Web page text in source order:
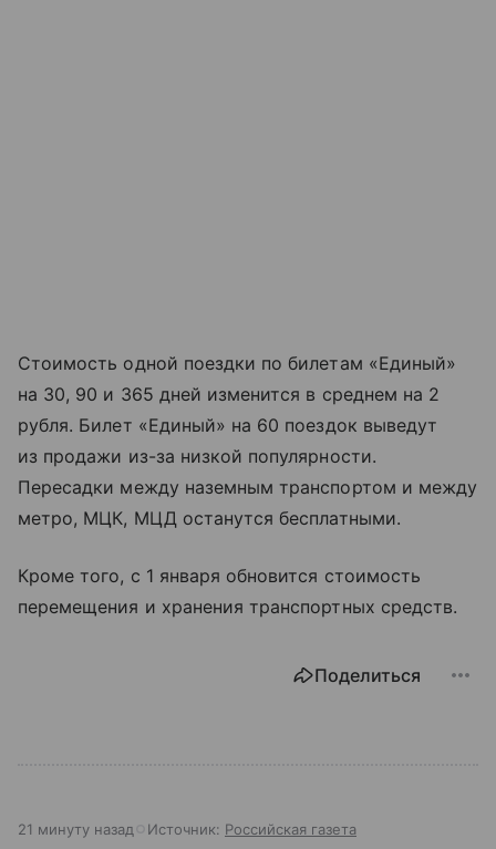
Стоимость одной поездки по билетам «Единый»
на 30, 90 и 365 дней изменится в среднем на 2
рубля. Билет «Единый» на 60 поездок выведут
из продажи из-за низкой популярности.
Пересадки между наземным транспортом и между
метро, МЦК, МЦД останутся бесплатными.
Кроме того, с 1 января обновится стоимость
перемещения и хранения транспортных средств.
Поделиться
21 минуту назад Источник: Российская газета